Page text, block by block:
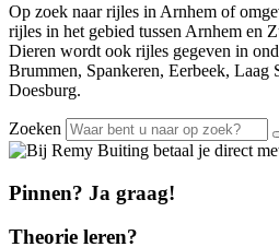
Op zoek naar rijles in Arnhem of
rijles in het gebied tussen Arnhem en
Dieren wordt ook rijles gegeven in
Brummen, Spankeren, Eerbeek, Laag
Doesburg.
Zoeken
Pinnen? Ja graag!
Theorie leren?